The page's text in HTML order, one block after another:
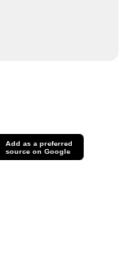
Add as a preferred
source on Google